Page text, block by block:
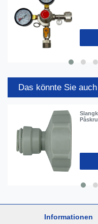
Das könnte Sie
Informationen